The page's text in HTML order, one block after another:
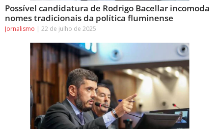
Possível candidatura de Rodrigo Bacellar incomoda
nomes tradicionais da política fluminense
Jornalismo 22 de julho de 2025